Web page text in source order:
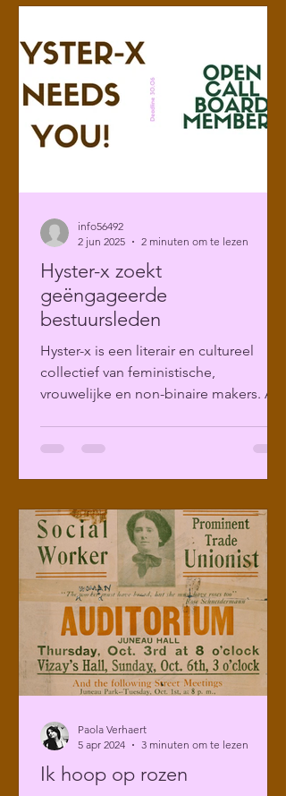
Hyster-x zoekt
geëngageerde
bestuursleden
Hyster-x is een literair en cultureel
collectief van feministische,
vrouwelijke en non-binaire makers. Al
info56492
2 jun 2025
2 minuten om te lezen
Ik hoop op rozen
Paola Verhaert
5 apr 2024
3 minuten om te lezen